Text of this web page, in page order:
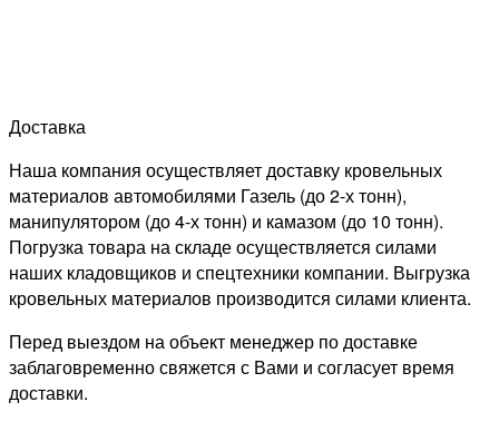
Доставка
Наша компания осуществляет доставку кровельных
материалов автомобилями Газель (до 2-х тонн),
манипулятором (до 4-х тонн) и камазом (до 10 тонн).
Погрузка товара на складе осуществляется силами
наших кладовщиков и спецтехники компании. Выгрузка
кровельных материалов производится силами клиента.
Перед выездом на объект менеджер по доставке
заблаговременно свяжется с Вами и согласует время
доставки.